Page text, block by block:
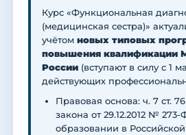
Курс «Функциональная
(медицинская сестра)»
учётом новых типовых
повышения квалификации
России (вступают в силу с 1
действующих
Правовая основа: ч. 7 ст.
закона от 29.12.2012 №
образовании в